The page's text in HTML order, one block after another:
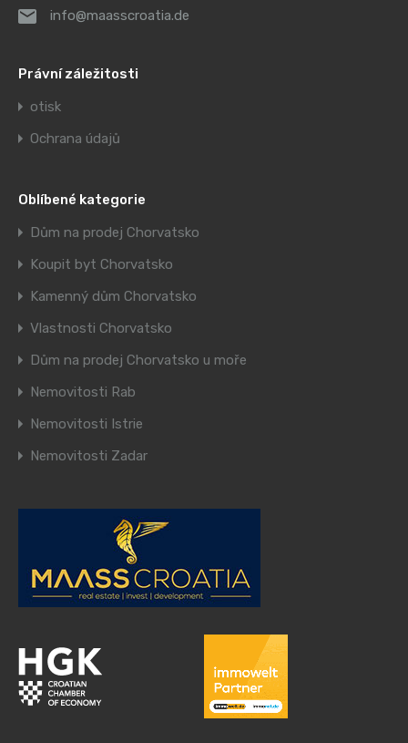
info@maasscroatia.de
Právní záležitosti
otisk
Ochrana údajů
Oblíbené kategorie
Dům na prodej Chorvatsko
Koupit byt Chorvatsko
Kamenný dům Chorvatsko
Vlastnosti Chorvatsko
Dům na prodej Chorvatsko u moře
Nemovitosti Rab
Nemovitosti Istrie
Nemovitosti Zadar